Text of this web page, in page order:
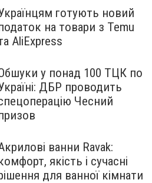
готують новий
на товари з Temu
AliExpress
у понад 100 ТЦК по
ДБР проводить
Чесний
ванни Ravak:
якість і сучасні
для ванної кімнати